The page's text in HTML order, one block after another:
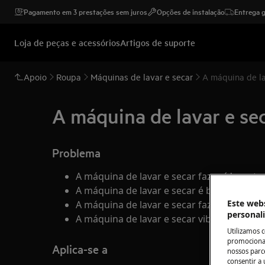
Pagamento em 3 prestações sem juros Opções de instalação Entrega
Loja de peças e acessóriosArtigos de suporte
Apoio Roupa Máquinas de lavar e secar A máquina de
A máquina de lavar e
Problema
A máquina de lavar e secar faz ruídos e
A máquina de lavar e secar é barulhenta
A máquina de lavar e secar faz muito
A máquina de lavar e secar vibra
Aplica-se a
Este
Utilizamos
nossos
consentir a